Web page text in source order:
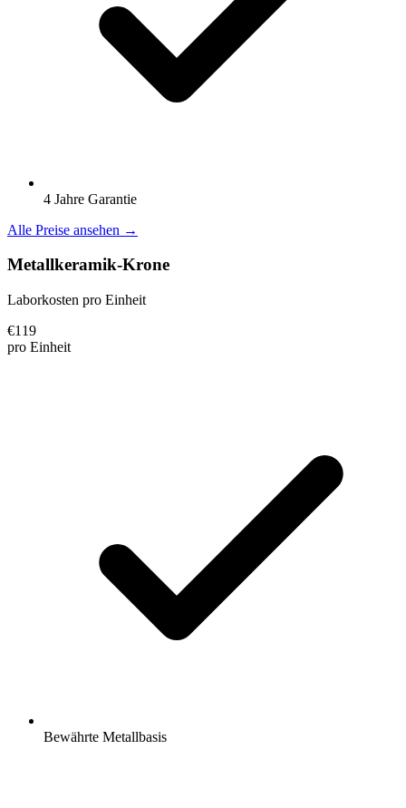
4 Jahre Garantie
Alle Preise ansehen →
Metallkeramik-Krone
Laborkosten pro Einheit
€119
pro Einheit
Bewährte Metallbasis